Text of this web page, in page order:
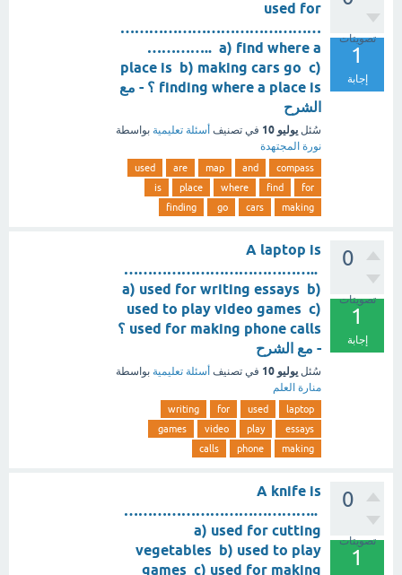
تصويتات
1
إجابة
used for
……………………………………
………….. a) find where a
place is b) making cars go c)
finding where a place is ؟ - مع
الشرح
سُئل يوليو 10 في تصنيف أسئلة تعليمية بواسطة
نورة المجتهدة
compass
and
map
are
used
for
find
where
place
is
making
cars
go
finding
0
تصويتات
1
إجابة
A laptop is
…………………………………..
a) used for writing essays b)
used to play video games c)
used for making phone calls ؟
- مع الشرح
سُئل يوليو 10 في تصنيف أسئلة تعليمية بواسطة
منارة العلم
laptop
used
for
writing
essays
play
video
games
making
phone
calls
0
تصويتات
1
A knife is
…………………………………..
a) used for cutting
vegetables b) used to play
games c) used for making